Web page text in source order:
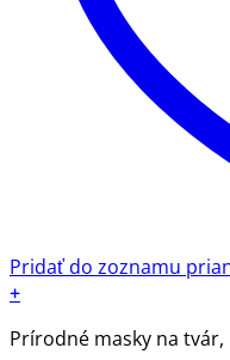
Pridať do zoznamu
+
Prírodné masky na